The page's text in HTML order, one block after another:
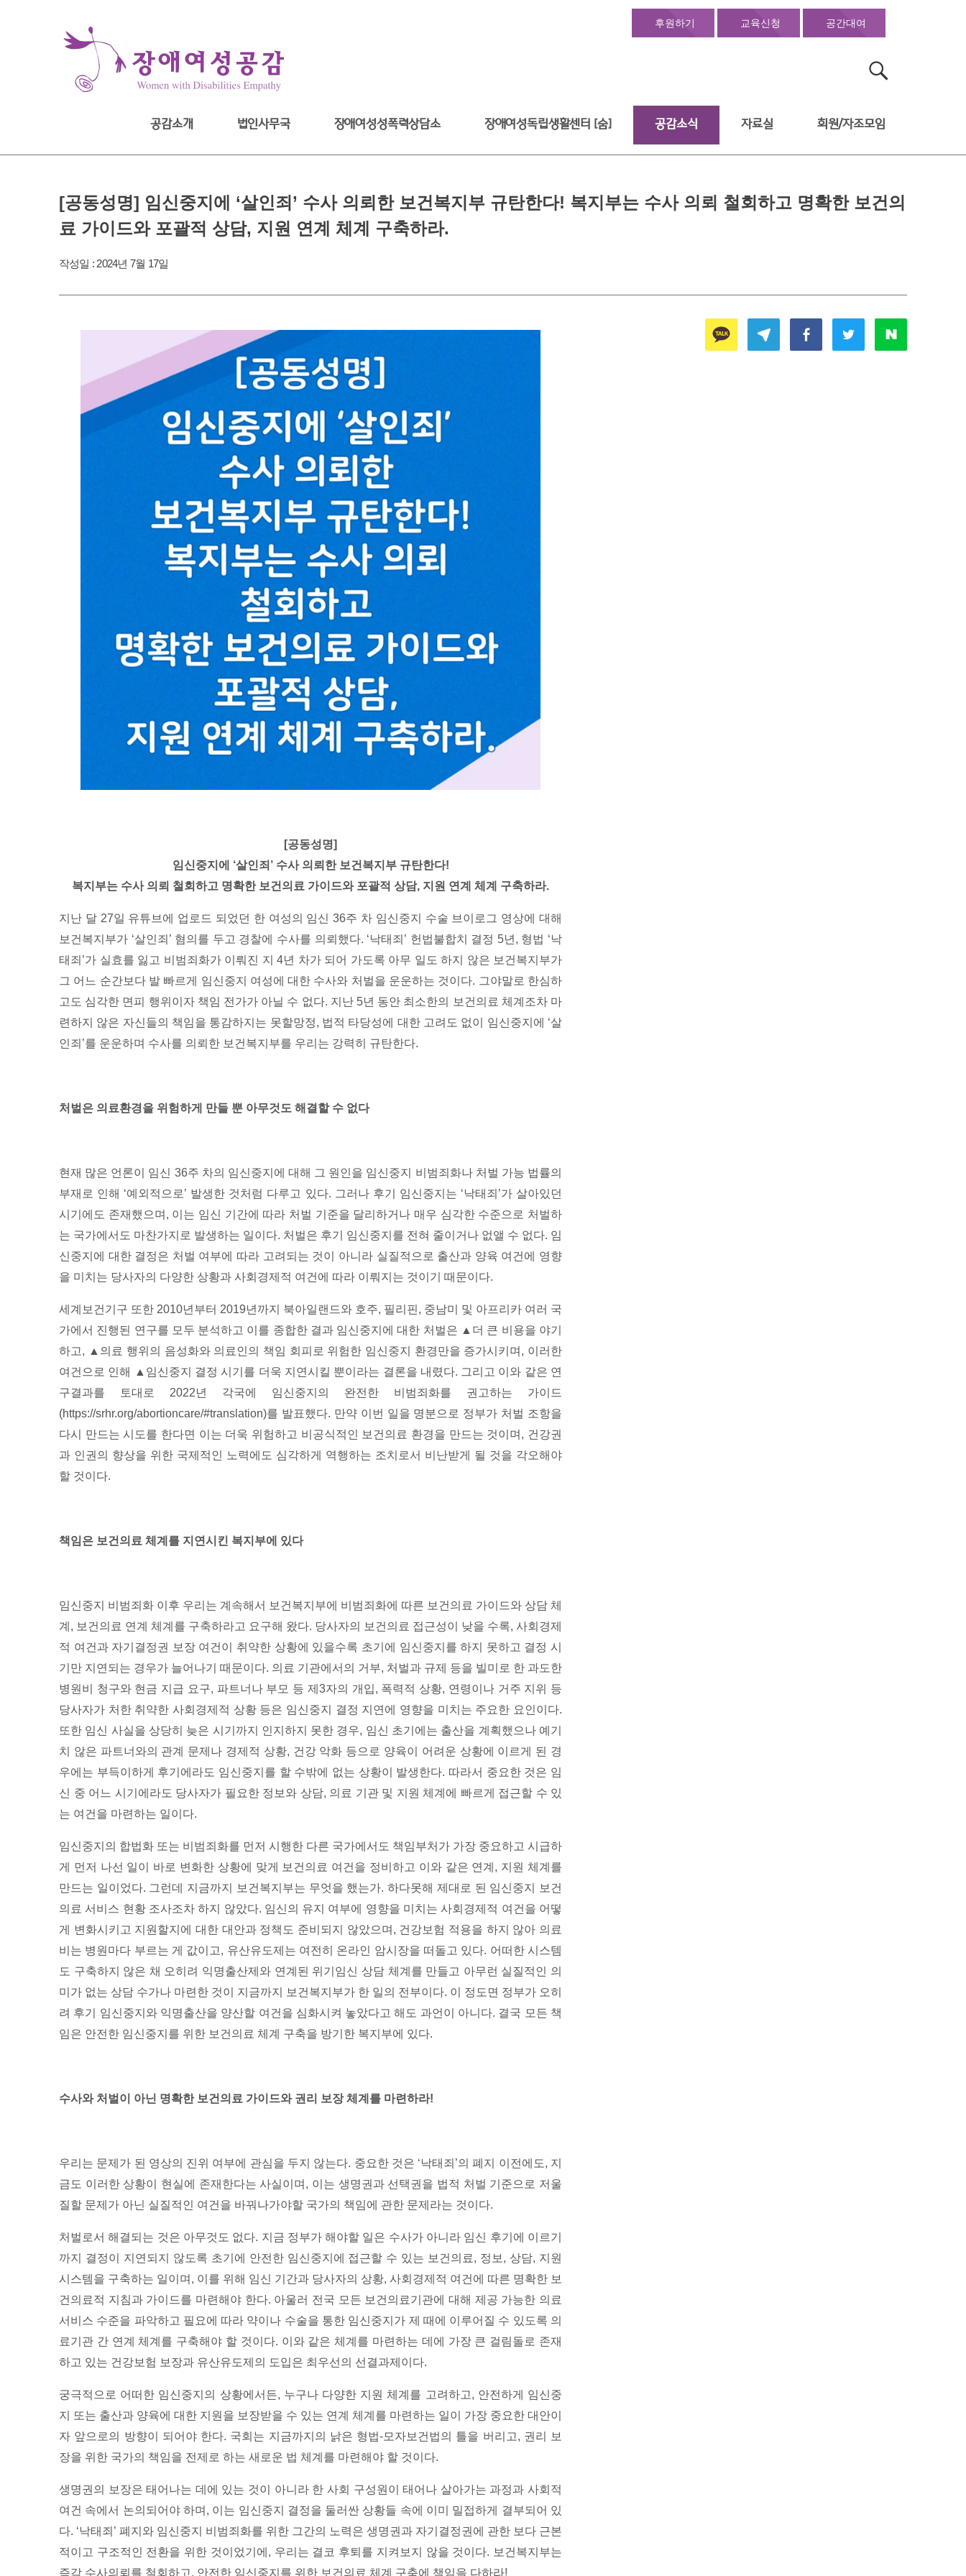
후원하기 교육신청 공간대여
공감소개 법인사무국 장애여성성폭력상담소 장애여성독립생활센터 [숨] 공감소식 자료실 회원/자조모임
[공동성명] 임신중지에 ‘살인죄’ 수사 의뢰한 보건복지부 규탄한다! 복지부는 수사 의뢰 철회하고 명확한 보건의
료 가이드와 포괄적 상담, 지원 연계 체계 구축하라.
작성일 : 2024년 7월 17일
[공동성명]
임신중지에 ‘살인죄’ 수사 의뢰한 보건복지부 규탄한다!
복지부는 수사 의뢰 철회하고 명확한 보건의료 가이드와 포괄적 상담, 지원 연계 체계 구축하라.
지난 달 27일 유튜브에 업로드 되었던 한 여성의 임신 36주 차 임신중지 수술 브이로그 영상에 대해
보건복지부가 ‘살인죄’ 혐의를 두고 경찰에 수사를 의뢰했다. ‘낙태죄’ 헌법불합치 결정 5년, 형법 ‘낙
태죄’가 실효를 잃고 비범죄화가 이뤄진 지 4년 차가 되어 가도록 아무 일도 하지 않은 보건복지부가
그 어느 순간보다 발 빠르게 임신중지 여성에 대한 수사와 처벌을 운운하는 것이다. 그야말로 한심하
고도 심각한 면피 행위이자 책임 전가가 아닐 수 없다. 지난 5년 동안 최소한의 보건의료 체계조차 마
련하지 않은 자신들의 책임을 통감하지는 못할망정, 법적 타당성에 대한 고려도 없이 임신중지에 ‘살
인죄’를 운운하며 수사를 의뢰한 보건복지부를 우리는 강력히 규탄한다.
처벌은 의료환경을 위험하게 만들 뿐 아무것도 해결할 수 없다
현재 많은 언론이 임신 36주 차의 임신중지에 대해 그 원인을 임신중지 비범죄화나 처벌 가능 법률의
부재로 인해 ‘예외적으로’ 발생한 것처럼 다루고 있다. 그러나 후기 임신중지는 ‘낙태죄’가 살아있던
시기에도 존재했으며, 이는 임신 기간에 따라 처벌 기준을 달리하거나 매우 심각한 수준으로 처벌하
는 국가에서도 마찬가지로 발생하는 일이다. 처벌은 후기 임신중지를 전혀 줄이거나 없앨 수 없다. 임
신중지에 대한 결정은 처벌 여부에 따라 고려되는 것이 아니라 실질적으로 출산과 양육 여건에 영향
을 미치는 당사자의 다양한 상황과 사회경제적 여건에 따라 이뤄지는 것이기 때문이다.
세계보건기구 또한 2010년부터 2019년까지 북아일랜드와 호주, 필리핀, 중남미 및 아프리카 여러 국
가에서 진행된 연구를 모두 분석하고 이를 종합한 결과 임신중지에 대한 처벌은 ▲더 큰 비용을 야기
하고, ▲의료 행위의 음성화와 의료인의 책임 회피로 위험한 임신중지 환경만을 증가시키며, 이러한
여건으로 인해 ▲임신중지 결정 시기를 더욱 지연시킬 뿐이라는 결론을 내렸다. 그리고 이와 같은 연
구결과를 토대로 2022년 각국에 임신중지의 완전한 비범죄화를 권고하는 가이드
(https://srhr.org/abortioncare/#translation)를 발표했다. 만약 이번 일을 명분으로 정부가 처벌 조항을
다시 만드는 시도를 한다면 이는 더욱 위험하고 비공식적인 보건의료 환경을 만드는 것이며, 건강권
과 인권의 향상을 위한 국제적인 노력에도 심각하게 역행하는 조치로서 비난받게 될 것을 각오해야
할 것이다.
책임은 보건의료 체계를 지연시킨 복지부에 있다
임신중지 비범죄화 이후 우리는 계속해서 보건복지부에 비범죄화에 따른 보건의료 가이드와 상담 체
계, 보건의료 연계 체계를 구축하라고 요구해 왔다. 당사자의 보건의료 접근성이 낮을 수록, 사회경제
적 여건과 자기결정권 보장 여건이 취약한 상황에 있을수록 초기에 임신중지를 하지 못하고 결정 시
기만 지연되는 경우가 늘어나기 때문이다. 의료 기관에서의 거부, 처벌과 규제 등을 빌미로 한 과도한
병원비 청구와 현금 지급 요구, 파트너나 부모 등 제3자의 개입, 폭력적 상황, 연령이나 거주 지위 등
당사자가 처한 취약한 사회경제적 상황 등은 임신중지 결정 지연에 영향을 미치는 주요한 요인이다.
또한 임신 사실을 상당히 늦은 시기까지 인지하지 못한 경우, 임신 초기에는 출산을 계획했으나 예기
치 않은 파트너와의 관계 문제나 경제적 상황, 건강 악화 등으로 양육이 어려운 상황에 이르게 된 경
우에는 부득이하게 후기에라도 임신중지를 할 수밖에 없는 상황이 발생한다. 따라서 중요한 것은 임
신 중 어느 시기에라도 당사자가 필요한 정보와 상담, 의료 기관 및 지원 체계에 빠르게 접근할 수 있
는 여건을 마련하는 일이다.
임신중지의 합법화 또는 비범죄화를 먼저 시행한 다른 국가에서도 책임부처가 가장 중요하고 시급하
게 먼저 나선 일이 바로 변화한 상황에 맞게 보건의료 여건을 정비하고 이와 같은 연계, 지원 체계를
만드는 일이었다. 그런데 지금까지 보건복지부는 무엇을 했는가. 하다못해 제대로 된 임신중지 보건
의료 서비스 현황 조사조차 하지 않았다. 임신의 유지 여부에 영향을 미치는 사회경제적 여건을 어떻
게 변화시키고 지원할지에 대한 대안과 정책도 준비되지 않았으며, 건강보험 적용을 하지 않아 의료
비는 병원마다 부르는 게 값이고, 유산유도제는 여전히 온라인 암시장을 떠돌고 있다. 어떠한 시스템
도 구축하지 않은 채 오히려 익명출산제와 연계된 위기임신 상담 체계를 만들고 아무런 실질적인 의
미가 없는 상담 수가나 마련한 것이 지금까지 보건복지부가 한 일의 전부이다. 이 정도면 정부가 오히
려 후기 임신중지와 익명출산을 양산할 여건을 심화시켜 놓았다고 해도 과언이 아니다. 결국 모든 책
임은 안전한 임신중지를 위한 보건의료 체계 구축을 방기한 복지부에 있다.
수사와 처벌이 아닌 명확한 보건의료 가이드와 권리 보장 체계를 마련하라!
우리는 문제가 된 영상의 진위 여부에 관심을 두지 않는다. 중요한 것은 ‘낙태죄’의 폐지 이전에도, 지
금도 이러한 상황이 현실에 존재한다는 사실이며, 이는 생명권과 선택권을 법적 처벌 기준으로 저울
질할 문제가 아닌 실질적인 여건을 바꿔나가야할 국가의 책임에 관한 문제라는 것이다.
처벌로서 해결되는 것은 아무것도 없다. 지금 정부가 해야할 일은 수사가 아니라 임신 후기에 이르기
까지 결정이 지연되지 않도록 초기에 안전한 임신중지에 접근할 수 있는 보건의료, 정보, 상담, 지원
시스템을 구축하는 일이며, 이를 위해 임신 기간과 당사자의 상황, 사회경제적 여건에 따른 명확한 보
건의료적 지침과 가이드를 마련해야 한다. 아울러 전국 모든 보건의료기관에 대해 제공 가능한 의료
서비스 수준을 파악하고 필요에 따라 약이나 수술을 통한 임신중지가 제 때에 이루어질 수 있도록 의
료기관 간 연계 체계를 구축해야 할 것이다. 이와 같은 체계를 마련하는 데에 가장 큰 걸림돌로 존재
하고 있는 건강보험 보장과 유산유도제의 도입은 최우선의 선결과제이다.
궁극적으로 어떠한 임신중지의 상황에서든, 누구나 다양한 지원 체계를 고려하고, 안전하게 임신중
지 또는 출산과 양육에 대한 지원을 보장받을 수 있는 연계 체계를 마련하는 일이 가장 중요한 대안이
자 앞으로의 방향이 되어야 한다. 국회는 지금까지의 낡은 형법-모자보건법의 틀을 버리고, 권리 보
장을 위한 국가의 책임을 전제로 하는 새로운 법 체계를 마련해야 할 것이다.
생명권의 보장은 태어나는 데에 있는 것이 아니라 한 사회 구성원이 태어나 살아가는 과정과 사회적
여건 속에서 논의되어야 하며, 이는 임신중지 결정을 둘러싼 상황들 속에 이미 밀접하게 결부되어 있
다. ‘낙태죄’ 폐지와 임신중지 비범죄화를 위한 그간의 노력은 생명권과 자기결정권에 관한 보다 근본
적이고 구조적인 전환을 위한 것이었기에, 우리는 결코 후퇴를 지켜보지 않을 것이다. 보건복지부는
즉각 수사의뢰를 철회하고, 안전한 임신중지를 위한 보건의료 체계 구축에 책임을 다하라!